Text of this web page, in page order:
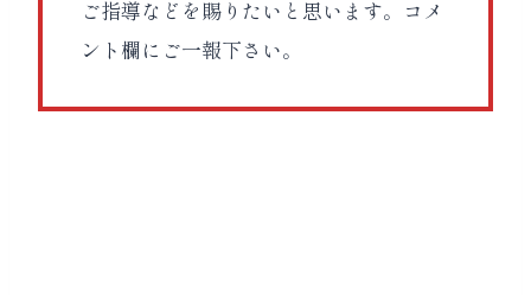
ご指導などを賜りたいと思います。コメ
ント欄にご一報下さい。